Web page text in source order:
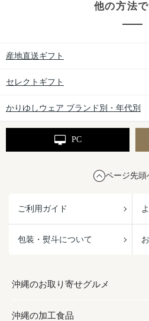
他の方法
産地直送ギフト
セレクトギフト
かりゆしウェア ブランド別・年代別
PC
ページ先頭
ご利用ガイド
包装・熨斗について
沖縄のお取り寄せグルメ
お取り寄せグルメ
沖縄の加工食品